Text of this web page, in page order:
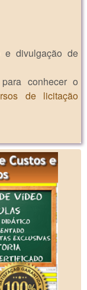
e divulgação de
conhecer o
de licitação